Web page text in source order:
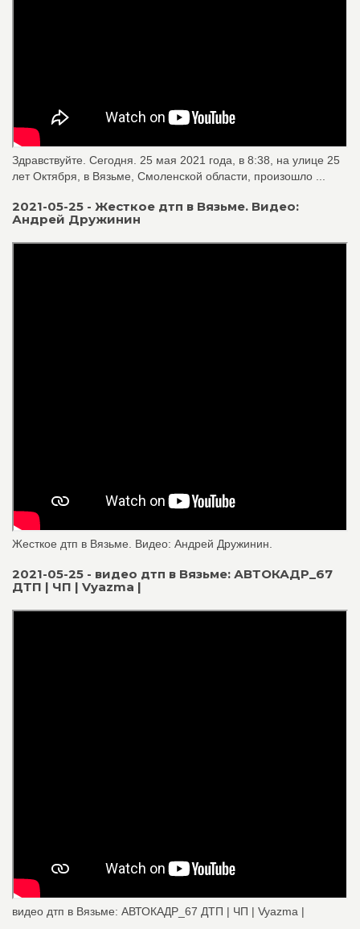
Здравствуйте. Сегодня. 25 мая 2021 года, в 8:38, на улице 25
лет Октября, в Вязьме, Смоленской области, произошло ...
2021-05-25 - Жесткое дтп в Вязьме. Видео:
Андрей Дружинин
Жесткое дтп в Вязьме. Видео: Андрей Дружинин.
2021-05-25 - видео дтп в Вязьме: АВТОКАДР_67
ДТП | ЧП | Vyazma |
видео дтп в Вязьме: АВТОКАДР_67 ДТП | ЧП | Vyazma |